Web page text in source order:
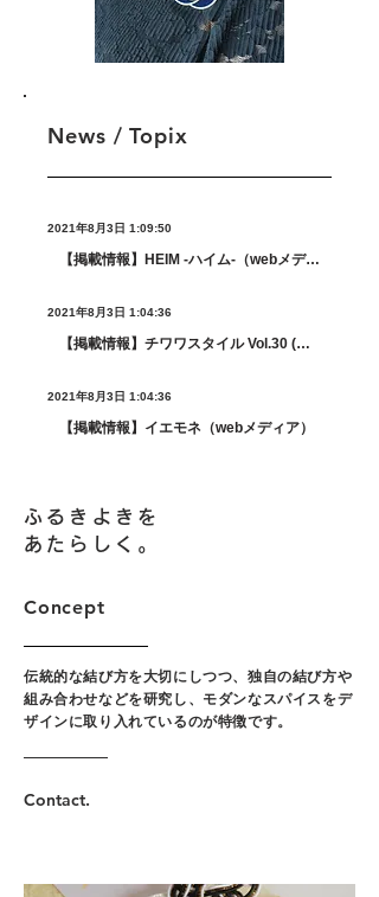
News / Topix
2021年8月3日 1:09:50
【掲載情報】HEIM -ハイム-（webメディア）
2021年8月3日 1:04:36
【掲載情報】チワワスタイル Vol.30 (タツミムック)
2021年8月3日 1:04:36
【掲載情報】イエモネ（webメディア）
ふるきよきを
あたらしく。
Concept
伝統的な結び方を大切にしつつ、独自の結び方や
組み合わせなどを研究し、モダンなスパイスをデ
ザインに取り入れているのが特徴です。
Contact.